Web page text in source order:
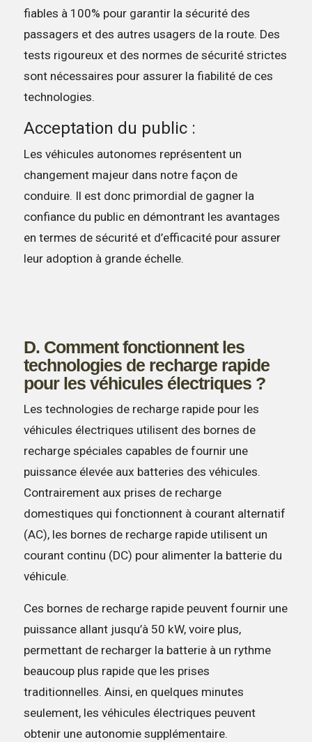
fiables à 100% pour garantir la sécurité des
passagers et des autres usagers de la route. Des
tests rigoureux et des normes de sécurité strictes
sont nécessaires pour assurer la fiabilité de ces
technologies.
Acceptation du public :
Les véhicules autonomes représentent un
changement majeur dans notre façon de
conduire. Il est donc primordial de gagner la
confiance du public en démontrant les avantages
en termes de sécurité et d’efficacité pour assurer
leur adoption à grande échelle.
D. Comment fonctionnent les
technologies de recharge rapide
pour les véhicules électriques ?
Les technologies de recharge rapide pour les
véhicules électriques utilisent des bornes de
recharge spéciales capables de fournir une
puissance élevée aux batteries des véhicules.
Contrairement aux prises de recharge
domestiques qui fonctionnent à courant alternatif
(AC), les bornes de recharge rapide utilisent un
courant continu (DC) pour alimenter la batterie du
véhicule.
Ces bornes de recharge rapide peuvent fournir une
puissance allant jusqu’à 50 kW, voire plus,
permettant de recharger la batterie à un rythme
beaucoup plus rapide que les prises
traditionnelles. Ainsi, en quelques minutes
seulement, les véhicules électriques peuvent
obtenir une autonomie supplémentaire.